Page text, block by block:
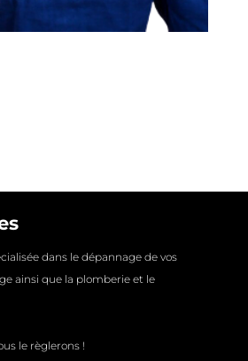
dans le dépannage de vos
ainsi que la plomberie et le
le règlerons !